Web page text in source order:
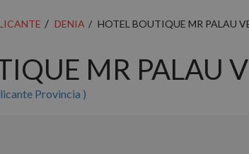
DENIA HOTEL BOUTIQUE MR PALAU
MR PALAU
Provincia )